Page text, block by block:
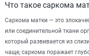
Что такое саркома
Саркома матки — это
или соединительной ткани
который развивается из
чаще, саркома поражает